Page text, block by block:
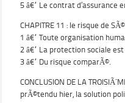
5 â€“ Le contrat d’assurance
CHAPITRE 11 : le risque de
1 â€“ Toute organisation
2 â€“ La protection sociale
3 â€“ Du risque comparÃ©.
CONCLUSION DE LA
prÃ©tendu hier, la solution